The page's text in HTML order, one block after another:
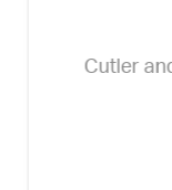
Cutler